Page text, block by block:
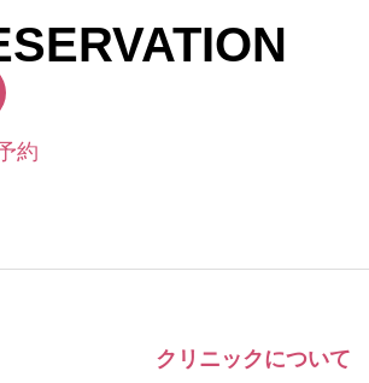
約
クリニックについて